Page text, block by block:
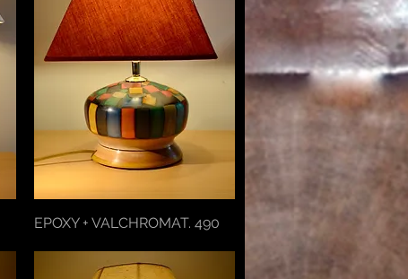
Aperçu rapide
EPOXY + VALCHROMAT. 490